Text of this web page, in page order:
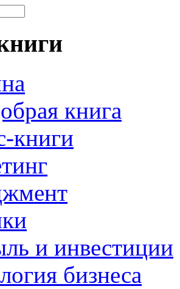
книга
книги
и инвестиции
бизнеса